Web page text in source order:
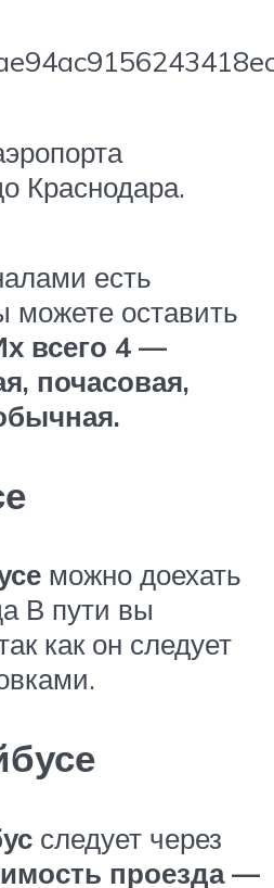
Краснодара.
есть
можете оставить
всего 4 —
почасовая,
можно доехать
В пути вы
как он следует
следует через
проезда —